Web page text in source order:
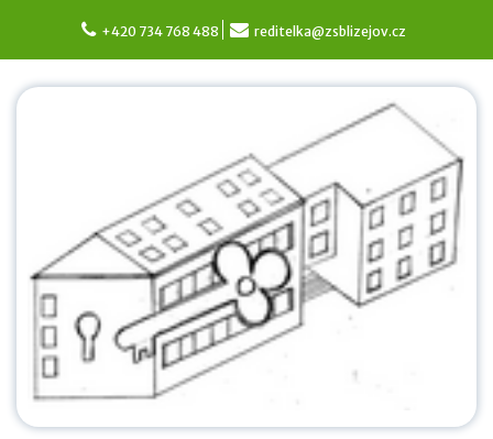
content
+420 734 768 488 reditelka@zsblizejov.cz